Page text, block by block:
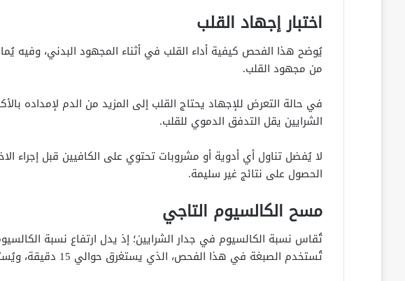
اختبار إجهاد القلب
يُوضح هذا الفحص كيفية أداء القلب في أثناء المجهود البدني، وفيه
من مجهود القلب.
في حالة التعرض للإجهاد يحتاج القلب إلى المزيد من الدم لإمداده
الشرايين يقل التدفق الدموي للقلب.
لا يُفضل تناول أي أدوية أو مشروبات تحتوي على الكافيين قبل إجراء
الحصول على نتائج غير سليمة.
مسح الكالسيوم التاجي
تُقاس نسبة الكالسيوم في جدار الشرايين؛ إذ يدل ارتفاع نسبة
تُستخدم الصبغة في هذا الفحص، الذي يستغرق حوالي 15 دقيقة، ويُستخدم فيه التصوير بالأشعة المقطعية.